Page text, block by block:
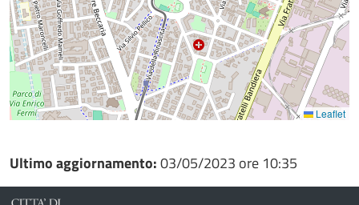
Leaflet
Ultimo aggiornamento:03/05/2023 ore 10:35